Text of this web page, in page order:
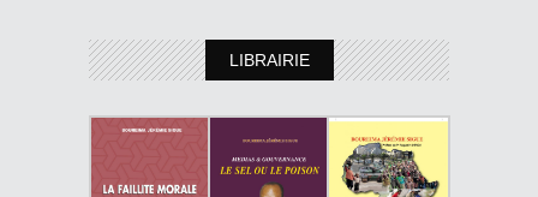
LIBRAIRIE